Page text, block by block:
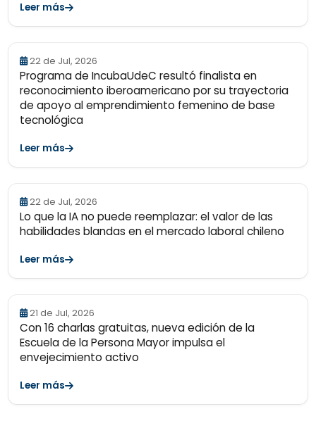
Leer más
22 de Jul, 2026
Programa de IncubaUdeC resultó finalista en
reconocimiento iberoamericano por su trayectoria
de apoyo al emprendimiento femenino de base
tecnológica
Leer más
22 de Jul, 2026
Lo que la IA no puede reemplazar: el valor de las
habilidades blandas en el mercado laboral chileno
Leer más
21 de Jul, 2026
Con 16 charlas gratuitas, nueva edición de la
Escuela de la Persona Mayor impulsa el
envejecimiento activo
Leer más